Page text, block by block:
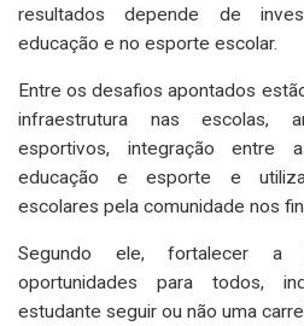
resultados depende de
educação e no esporte escolar.
Entre os desafios apontados
infraestrutura nas escolas,
esportivos, integração entre
educação e esporte e
escolares pela comunidade nos
Segundo ele, fortalecer a
oportunidades para todos,
estudante seguir ou não uma